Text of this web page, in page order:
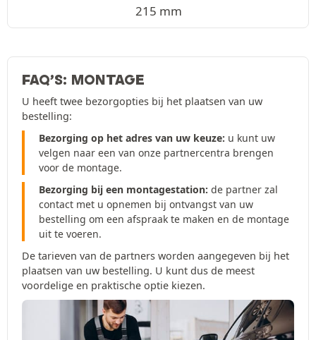
215 mm
FAQ’S: MONTAGE
U heeft twee bezorgopties bij het plaatsen van uw
bestelling:
Bezorging op het adres van uw keuze: u kunt uw
velgen naar een van onze partnercentra brengen
voor de montage.
Bezorging bij een montagestation: de partner zal
contact met u opnemen bij ontvangst van uw
bestelling om een afspraak te maken en de montage
uit te voeren.
De tarieven van de partners worden aangegeven bij het
plaatsen van uw bestelling. U kunt dus de meest
voordelige en praktische optie kiezen.